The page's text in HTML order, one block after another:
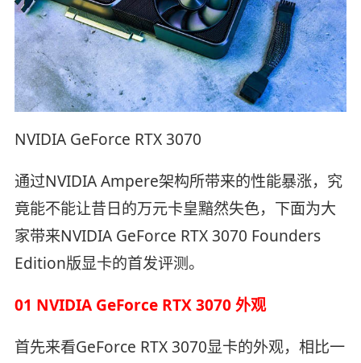
NVIDIA GeForce RTX 3070
通过NVIDIA Ampere架构所带来的性能暴涨，究
竟能不能让昔日的万元卡皇黯然失色，下面为大
家带来NVIDIA GeForce RTX 3070 Founders
Edition版显卡的首发评测。
01 NVIDIA GeForce RTX 3070 外观
首先来看GeForce RTX 3070显卡的外观，相比一